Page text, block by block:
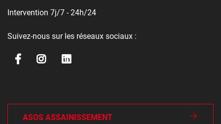
Intervention 7j/7 - 24h/24
Suivez-nous sur les réseaux sociaux :
ASOS ASSAINISSEMENT